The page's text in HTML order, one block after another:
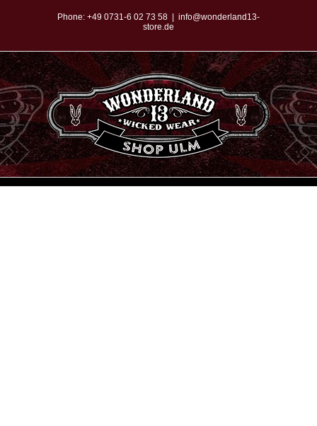
springen
Phone: +49 0731-6 02 73 58
info@wonderland13-
store.de